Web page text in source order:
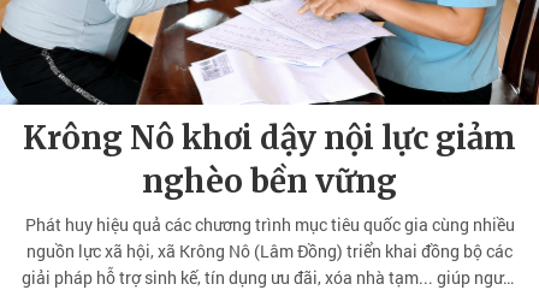
Krông Nô khơi dậy nội lực giảm
nghèo bền vững
Phát huy hiệu quả các chương trình mục tiêu quốc gia cùng nhiều
nguồn lực xã hội, xã Krông Nô (Lâm Đồng) triển khai đồng bộ các
giải pháp hỗ trợ sinh kế, tín dụng ưu đãi, xóa nhà tạm... giúp người